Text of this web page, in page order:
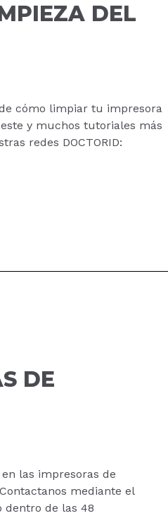
DEL
cómo limpiar tu impresora
y muchos tutoriales más
redes DOCTORID:
DE
las impresoras de
mediante el
dentro de las 48